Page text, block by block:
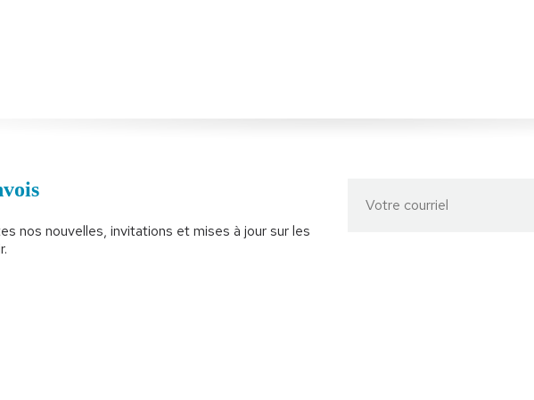
nos nouvelles, invitations et mises à jour sur les